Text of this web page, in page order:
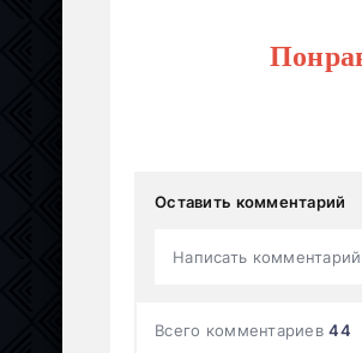
Оставить комментарий
Написать комментарий
Всего комментариев44